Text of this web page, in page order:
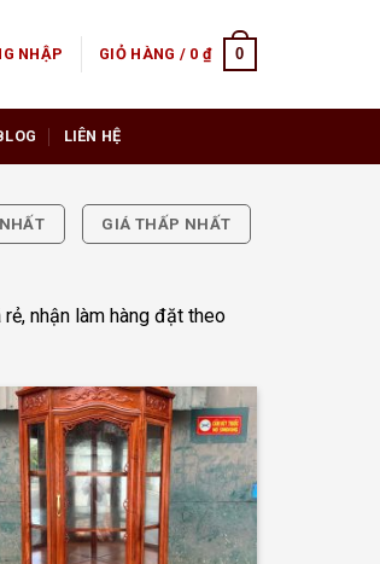
NHẬP GIỎ HÀNG / 0 ₫ 0
LIÊN HỆ
GIÁ THẤP NHẤT
nhận làm hàng đặt theo